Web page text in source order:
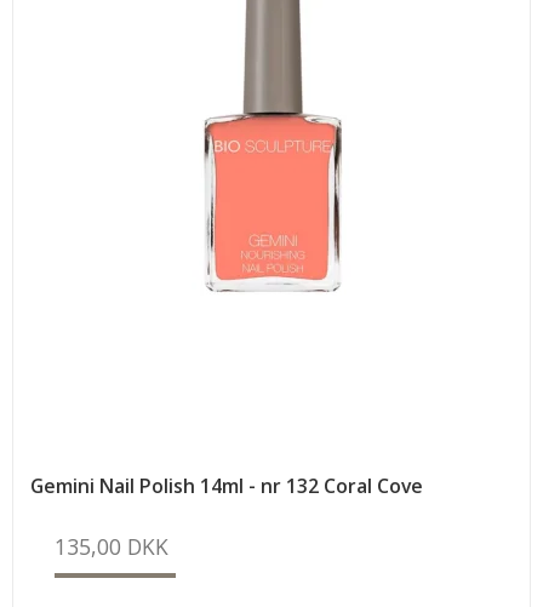
Gemini Nail Polish 14ml - nr 132 Coral Cove
135,00 DKK